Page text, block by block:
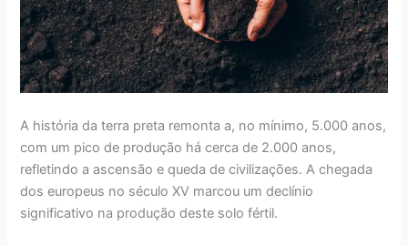
A história da terra preta remonta a, no mínimo, 5.000 anos,
com um pico de produção há cerca de 2.000 anos,
refletindo a ascensão e queda de civilizações. A chegada
dos europeus no século XV marcou um declínio
significativo na produção deste solo fértil.